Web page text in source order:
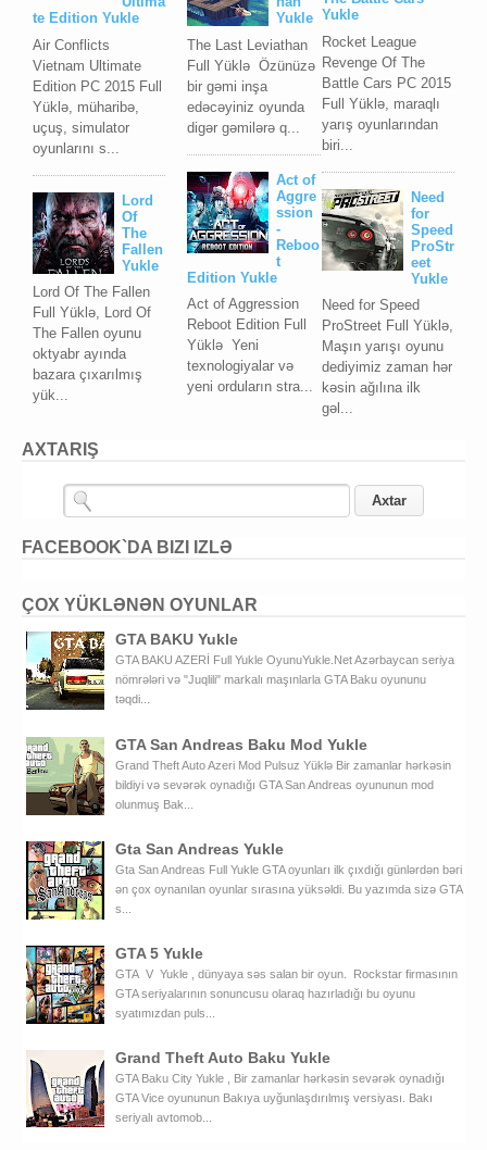
te Edition Yukle
Air Conflicts
Vietnam Ultimate
Edition PC 2015 Full
Yüklə, müharibə,
uçuş, simulator
oyunlarını s...
Lord
Of
The
Fallen
Yukle
Lord Of The Fallen
Full Yüklə, Lord Of
The Fallen oyunu
oktyabr ayında
bazara çıxarılmış
yük...
Yukle
Rocket League
Revenge Of The
Battle Cars PC 2015
Full Yüklə, maraqlı
yarış oyunlarından
biri...
Need
for
Speed
ProStr
eet
Yukle
Need for Speed
ProStreet Full Yüklə,
Maşın yarışı oyunu
dediyimiz zaman hər
kəsin ağılına ilk
gəl...
Yukle
The Last Leviathan
Full Yüklə Özünüzə
bir gəmi inşa
edəcəyiniz oyunda
digər gəmilərə q...
Act of
Aggre
ssion
-
Reboo
t
Edition Yukle
Act of Aggression
Reboot Edition Full
Yüklə Yeni
texnologiyalar və
yeni orduların stra...
AXTARIŞ
FACEBOOK`DA BIZI IZLƏ
ÇOX YÜKLƏNƏN OYUNLAR
GTA BAKU Yukle
GTA BAKU AZERİ Full Yukle OyunuYukle.Net Azərbaycan seriya
nömrələri və "Juqlili" markalı maşınlarla GTA Baku oyununu
təqdi...
GTA San Andreas Baku Mod Yukle
Grand Theft Auto Azeri Mod Pulsuz Yüklə Bir zamanlar hərkəsin
bildiyi və sevərək oynadığı GTA San Andreas oyununun mod
olunmuş Bak...
Gta San Andreas Yukle
Gta San Andreas Full Yukle GTA oyunları ilk çıxdığı günlərdən bəri
ən çox oynanılan oyunlar sırasına yüksəldi. Bu yazımda sizə GTA
s...
GTA 5 Yukle
GTA V Yukle , dünyaya səs salan bir oyun. Rockstar firmasının
GTA seriyalarının sonuncusu olaraq hazırladığı bu oyunu
syatımızdan puls...
Grand Theft Auto Baku Yukle
GTA Baku City Yukle , Bir zamanlar hərkəsin sevərək oynadığı
GTA Vice oyununun Bakıya uyğunlaşdırılmış versiyası. Bakı
seriyalı avtomob...